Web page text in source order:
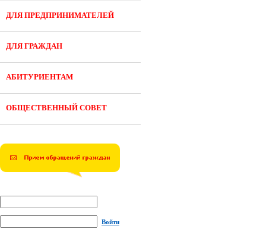
ДЛЯ ПРЕДПРИНИМАТЕЛЕЙ
ДЛЯ ГРАЖДАН
АБИТУРИЕНТАМ
ОБЩЕСТВЕННЫЙ СОВЕТ
Войти